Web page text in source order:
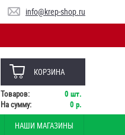
info@krep-shop.ru
КОРЗИНА
Товаров: 0 шт.
На сумму:
0 р.
НАШИ МАГАЗИНЫ